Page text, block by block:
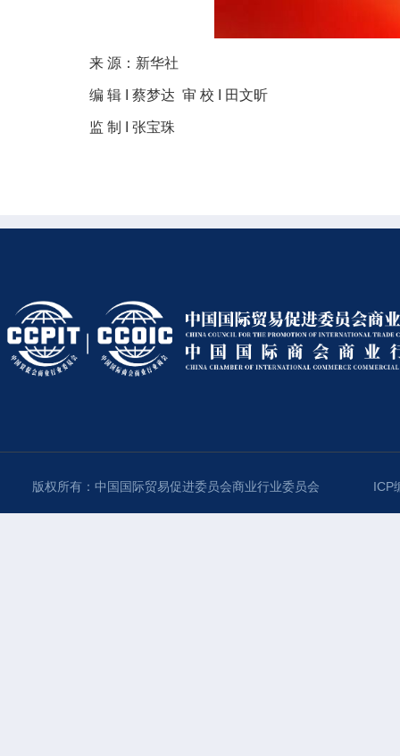
来 源：新华社
编 辑 I 蔡梦达 审 校 I 田文昕
监 制 I 张宝珠
版权所有：中国国际贸易促进委员会商业行业委员会 ICP